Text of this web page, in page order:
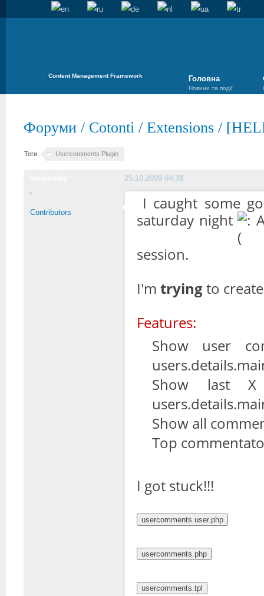
Content Management Framework Головна
Новини та події
Форуми / Cotonti / Extensions /
Теги: Usercomments Plugin
25.10.2009 04:38
Contributors
I caught some
saturday night
session.
I'm tryingto
Features:
Show user
Show last X
Show all
Top
I got stuck!!!